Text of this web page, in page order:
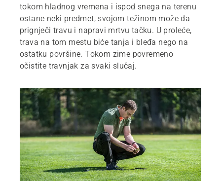
tokom hladnog vremena i ispod snega na terenu
ostane neki predmet, svojom težinom može da
prignječi travu i napravi mrtvu tačku. U proleće,
trava na tom mestu biće tanja i bleđa nego na
ostatku površine. Tokom zime povremeno
očistite travnjak za svaki slučaj.